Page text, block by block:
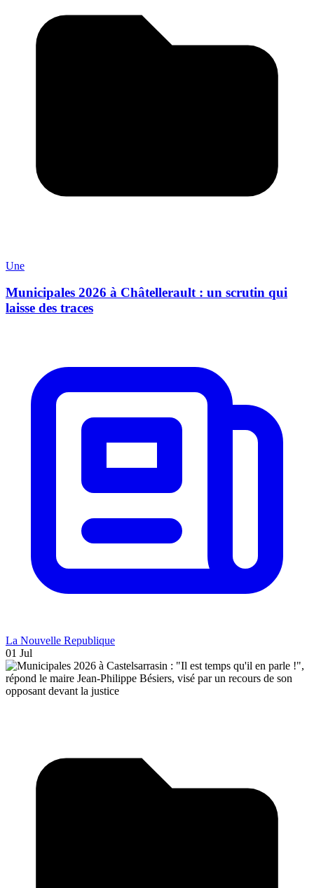
Une
Municipales 2026 à Châtellerault : un scrutin qui
laisse des traces
La Nouvelle Republique
01 Jul